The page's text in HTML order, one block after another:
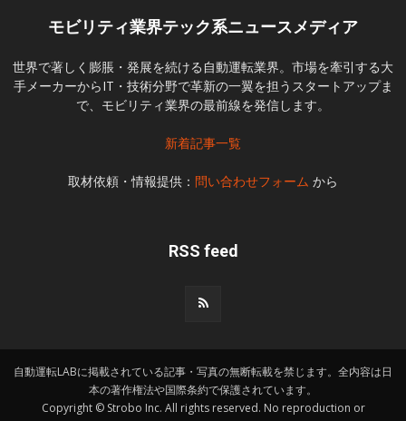
モビリティ業界テック系ニュースメディア
世界で著しく膨脹・発展を続ける自動運転業界。市場を牽引する大
手メーカーからIT・技術分野で革新の一翼を担うスタートアップま
で、モビリティ業界の最前線を発信します。
新着記事一覧
取材依頼・情報提供： 問い合わせフォーム から
RSS feed
自動運転LABに掲載されている記事・写真の無断転載を禁じます。全内容は日
本の著作権法や国際条約で保護されています。
Copyright © Strobo Inc. All rights reserved. No reproduction or